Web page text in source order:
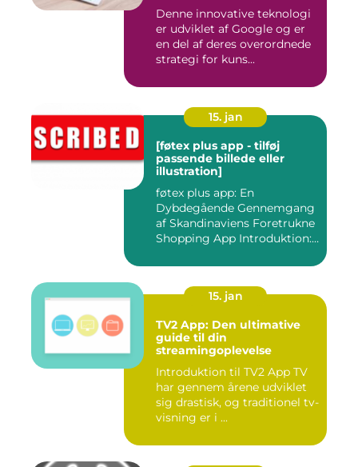
om de ting, de ser, ved blot
at bruge kameraet på
deres smartphone
Denne innovative teknologi
er udviklet af Google og er
en del af deres overordnede
strategi for kuns...
15. jan
[føtex plus app - tilføj
passende billede eller
illustration]
føtex plus app: En
Dybdegående Gennemgang
af Skandinaviens Foretrukne
Shopping App Introduktion:
15. jan
TV2 App: Den ultimative
guide til din
streamingoplevelse
Introduktion til TV2 App TV
har gennem årene udviklet
sig drastisk, og traditionel tv-
visning er i ...